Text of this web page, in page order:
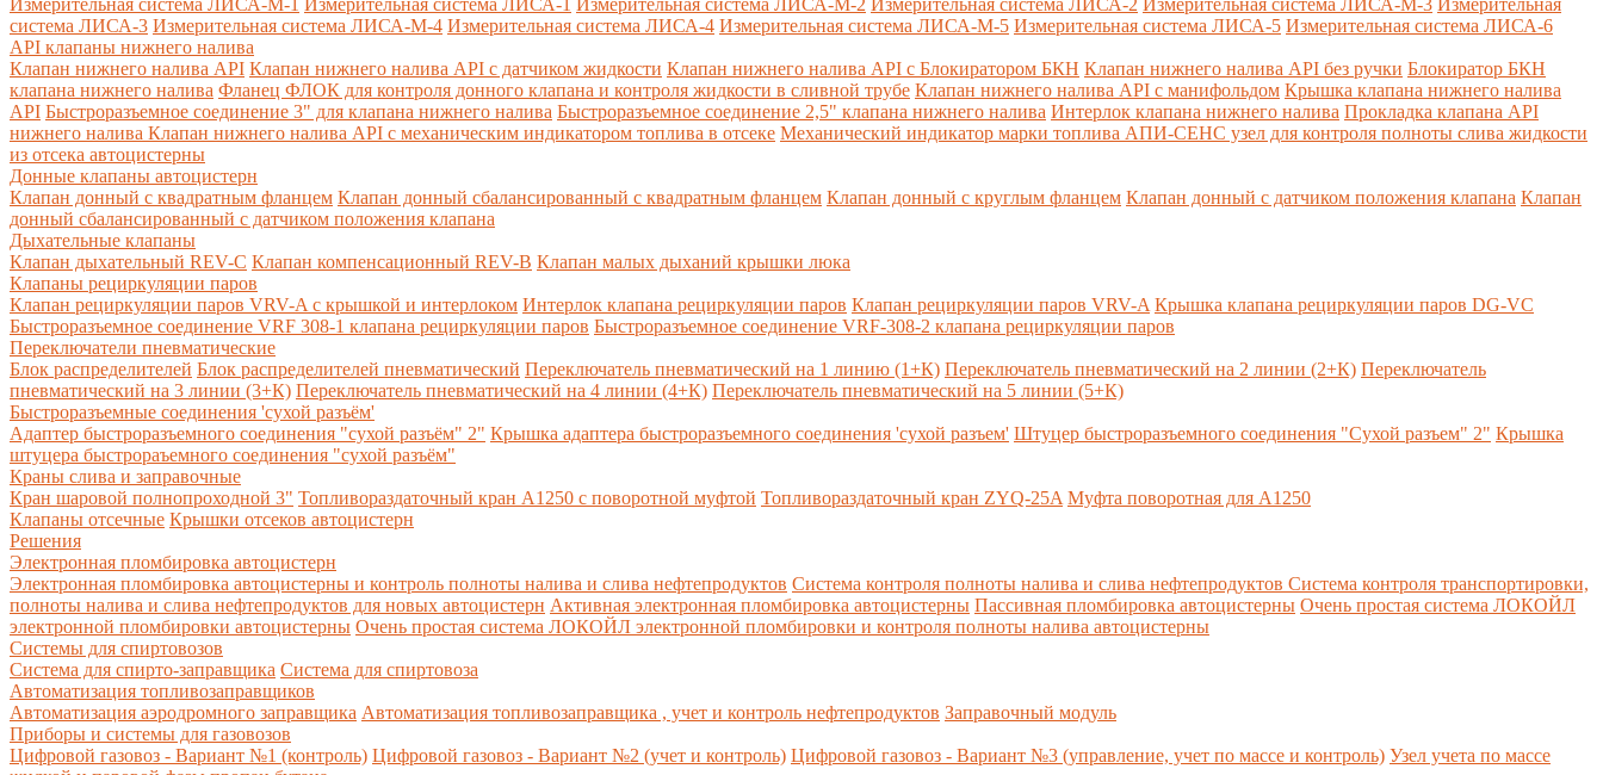
система ЛИСА-3 Измерительная система ЛИСА-М-4 Измерительная система ЛИСА-4 Измерительная система ЛИСА-М-5 Измерительная система ЛИСА-5 Измерительная система ЛИСА-6
API клапаны нижнего налива
Клапан нижнего налива API Клапан нижнего налива API с датчиком жидкости Клапан нижнего налива API с Блокиратором БКН Клапан нижнего налива API без ручки Блокиратор БКН
клапана нижнего налива Фланец ФЛОК для контроля донного клапана и контроля жидкости в сливной трубе Клапан нижнего налива API с манифольдом Крышка клапана нижнего налива
API Быстроразъемное соединение 3" для клапана нижнего налива Быстроразъемное соединение 2,5" клапана нижнего налива Интерлок клапана нижнего налива Прокладка клапана API
нижнего налива Клапан нижнего налива API с механическим индикатором топлива в отсеке Механический индикатор марки топлива АПИ-СЕНС узел для контроля полноты слива жидкости
из отсека автоцистерны
Донные клапаны автоцистерн
Клапан донный с квадратным фланцем Клапан донный сбалансированный с квадратным фланцем Клапан донный с круглым фланцем Клапан донный с датчиком положения клапана Клапан
донный сбалансированный с датчиком положения клапана
Дыхательные клапаны
Клапан дыхательный REV-C Клапан компенсационный REV-B Клапан малых дыханий крышки люка
Клапаны рециркуляции паров
Клапан рециркуляции паров VRV-A с крышкой и интерлоком Интерлок клапана рециркуляции паров Клапан рециркуляции паров VRV-A Крышка клапана рециркуляции паров DG-VC
Быстроразъемное соединение VRF 308-1 клапана рециркуляции паров Быстроразъемное соединение VRF-308-2 клапана рециркуляции паров
Переключатели пневматические
Блок распределителей Блок распределителей пневматический Переключатель пневматический на 1 линию (1+К) Переключатель пневматический на 2 линии (2+К) Переключатель
пневматический на 3 линии (3+К) Переключатель пневматический на 4 линии (4+К) Переключатель пневматический на 5 линии (5+К)
Быстроразъемные соединения 'сухой разъём'
Адаптер быстроразъемного соединения "сухой разъём" 2" Крышка адаптера быстроразъемного соединения 'сухой разъем' Штуцер быстроразъемного соединения "Сухой разъем" 2" Крышка
штуцера быстрораъемного соединения "сухой разъём"
Краны слива и заправочные
Кран шаровой полнопроходной 3" Топливораздаточный кран A1250 с поворотной муфтой Топливораздаточный кран ZYQ-25A Муфта поворотная для А1250
Клапаны отсечные Крышки отсеков автоцистерн
Решения
Электронная пломбировка автоцистерн
Электронная пломбировка автоцистерны и контроль полноты налива и слива нефтепродуктов Система контроля полноты налива и слива нефтепродуктов Система контроля транспортировки,
полноты налива и слива нефтепродуктов для новых автоцистерн Активная электронная пломбировка автоцистерны Пассивная пломбировка автоцистерны Очень простая система ЛОКОЙЛ
электронной пломбировки автоцистерны Очень простая система ЛОКОЙЛ электронной пломбировки и контроля полноты налива автоцистерны
Системы для спиртовозов
Система для спирто-заправщика Система для спиртовоза
Автоматизация топливозаправщиков
Автоматизация аэродромного заправщика Автоматизация топливозаправщика , учет и контроль нефтепродуктов Заправочный модуль
Приборы и системы для газовозов
Цифровой газовоз - Вариант №1 (контроль) Цифровой газовоз - Вариант №2 (учет и контроль) Цифровой газовоз - Вариант №3 (управление, учет по массе и контроль) Узел учета по массе